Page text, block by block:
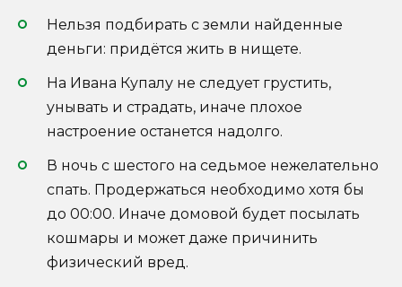
Нельзя подбирать с земли найденные
деньги: придётся жить в нищете.
На Ивана Купалу не следует грустить,
унывать и страдать, иначе плохое
настроение останется надолго.
В ночь с шестого на седьмое нежелательно
спать. Продержаться необходимо хотя бы
до 00:00. Иначе домовой будет посылать
кошмары и может даже причинить
физический вред.